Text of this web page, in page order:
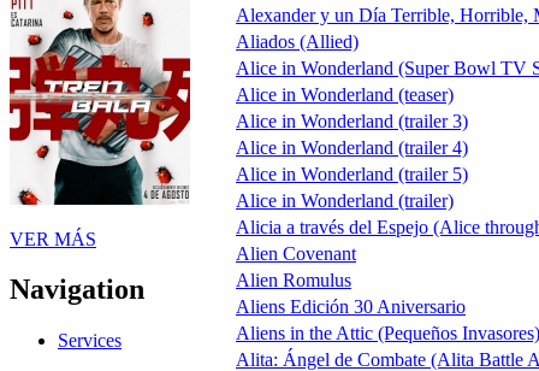
VER MÁS
Navigation
Services
Alexander y un Día Terrible, Horrible,
Aliados (Allied)
Alice in Wonderland (Super Bowl TV
Alice in Wonderland (teaser)
Alice in Wonderland (trailer 3)
Alice in Wonderland (trailer 4)
Alice in Wonderland (trailer 5)
Alice in Wonderland (trailer)
Alicia a través del Espejo (Alice
Alien Covenant
Alien Romulus
Aliens Edición 30 Aniversario
Aliens in the Attic (Pequeños Invasores)
Alita: Ángel de Combate (Alita Battle